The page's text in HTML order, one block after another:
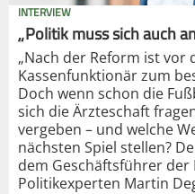
INTERVIEW
„Politik muss sich auch
„Nach der Reform ist vor
Kassenfunktionär zum
Doch wenn schon die
sich die Ärzteschaft
vergeben – und welche
nächsten Spiel stellen?
dem Geschäftsführer der
Politikexperten Martin